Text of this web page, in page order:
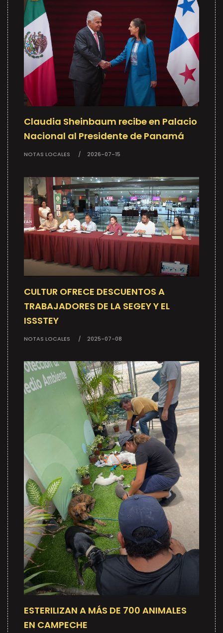
Claudia Sheinbaum recibe en Palacio
Nacional al Presidente de Panamá
NOTAS LOCALES 2026-07-15
CULTUR OFRECE DESCUENTOS A
TRABAJADORES DE LA SEGEY Y EL
ISSSTEY
NOTAS LOCALES 2025-07-08
ESTERILIZAN A MÁS DE 700 ANIMALES
EN CAMPECHE